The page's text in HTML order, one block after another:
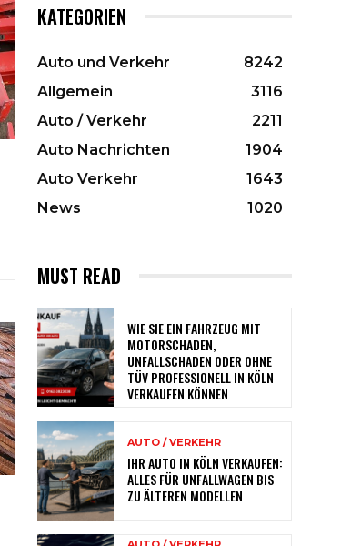
KATEGORIEN
Auto und Verkehr
8242
Allgemein
3116
Auto / Verkehr
2211
Auto Nachrichten
1904
Auto Verkehr
1643
News
1020
MUST READ
WIE SIE EIN FAHRZEUG MIT
MOTORSCHADEN,
UNFALLSCHADEN ODER OHNE
TÜV PROFESSIONELL IN KÖLN
VERKAUFEN KÖNNEN
AUTO / VERKEHR
IHR AUTO IN KÖLN VERKAUFEN:
ALLES FÜR UNFALLWAGEN BIS
ZU ÄLTEREN MODELLEN